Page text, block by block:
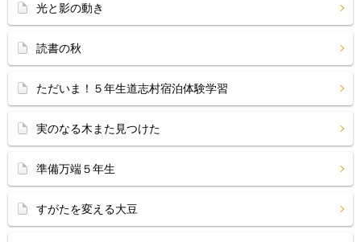
光と影の動き
読書の秋
ただいま！５年生道志村宿泊体験学習
実のなる木また見つけた
準備万端５年生
すがたを変える大豆